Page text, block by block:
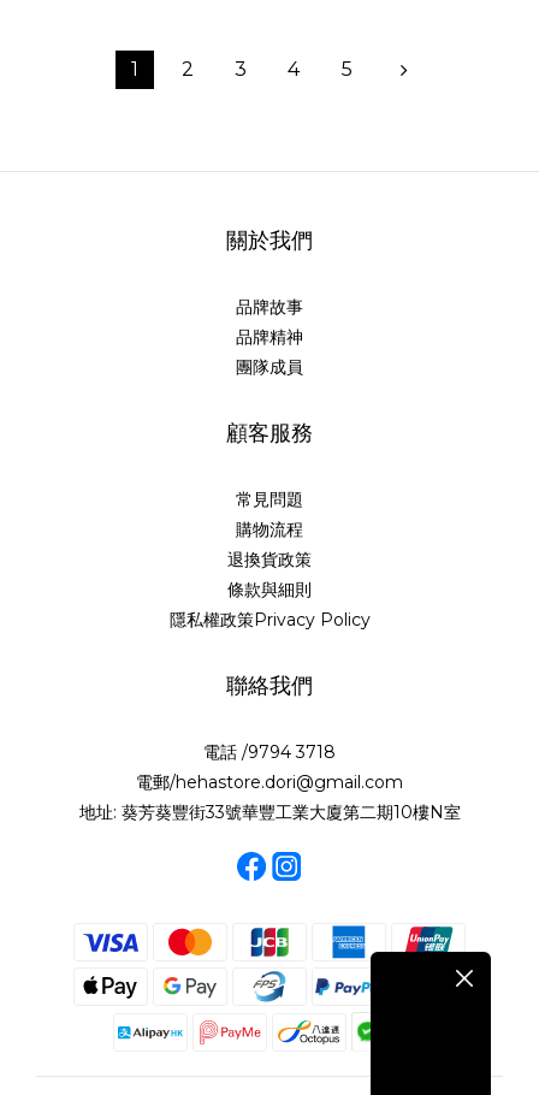
1 2 3 4 5
關於我們
品牌故事
品牌精神
團隊成員
顧客服務
常見問題
購物流程
退換貨政策
條款與細則
隱私權政策Privacy Policy
聯絡我們
電話 /9794 3718
電郵/hehastore.dori@gmail.com
地址: 葵芳葵豐街33號華豐工業大廈第二期10樓N室